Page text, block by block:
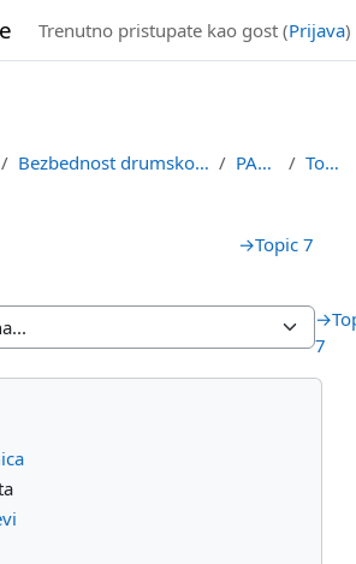
Trenutno pristupate kao gost (Prijava)
Bezbednost drumskog saobraćaja PARKDB Topic 6
→Topic 7
→
7